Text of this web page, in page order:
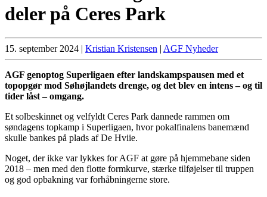
deler på Ceres Park
15. september 2024 | Kristian Kristensen | AGF Nyheder
AGF genoptog Superligaen efter landskampspausen med et
topopgør mod Søhøjlandets drenge, og det blev en intens – og til
tider låst – omgang.
Et solbeskinnet og velfyldt Ceres Park dannede rammen om
søndagens topkamp i Superligaen, hvor pokalfinalens banemænd
skulle bankes på plads af De Hviie.
Noget, der ikke var lykkes for AGF at gøre på hjemmebane siden
2018 – men med den flotte formkurve, stærke tilføjelser til truppen
og god opbakning var forhåbningerne store.